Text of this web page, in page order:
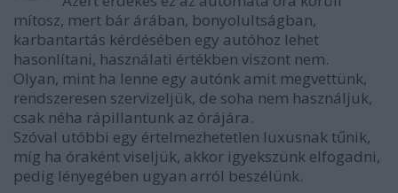
mítosz, mert bár árában, bonyolultságban,
karbantartás kérdésében egy autóhoz lehet
hasonlítani, használati értékben viszont nem.
Olyan, mint ha lenne egy autónk amit megvettünk,
rendszeresen szervizeljük, de soha nem használjuk,
csak néha rápillantunk az órájára.
Szóval utóbbi egy értelmezhetetlen luxusnak tűnik,
míg ha óraként viseljük, akkor igyekszünk elfogadni,
pedig lényegében ugyan arról beszélünk.